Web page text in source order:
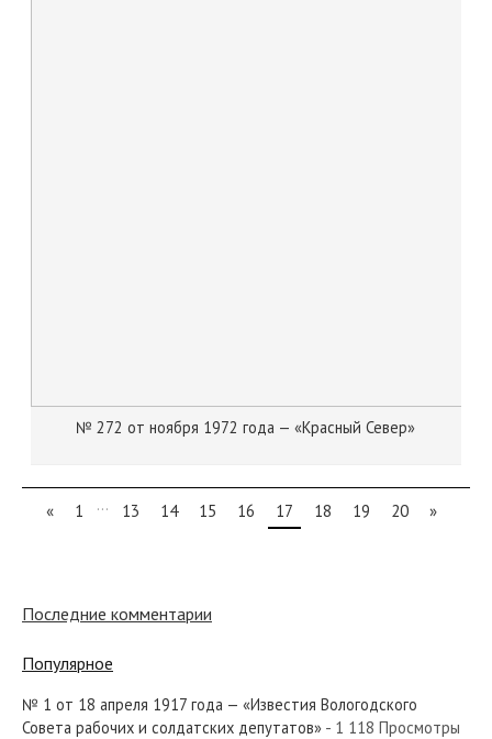
№ 272 от ноября 1972 года — «Красный Север»
« 1 ... 13 14 15 16 17 18 19 20 »
Последние комментарии
Популярное
№ 1 от 18 апреля 1917 года — «Известия Вологодского
Совета рабочих и солдатских депутатов» - 1 118 Просмотры